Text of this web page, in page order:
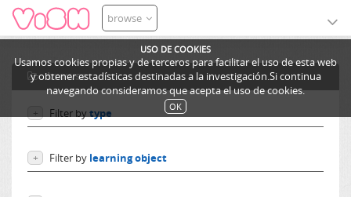
USO DE COOKIES
Usamos cookies propias y de terceros para facilitar el uso de esta web
y obtener estadísticas destinadas a la investigación.Si continua
navegando consideramos que acepta el uso de cookies.
OK
browse
browse
+ Filter by type
Learning objects
+ Filter by learning object